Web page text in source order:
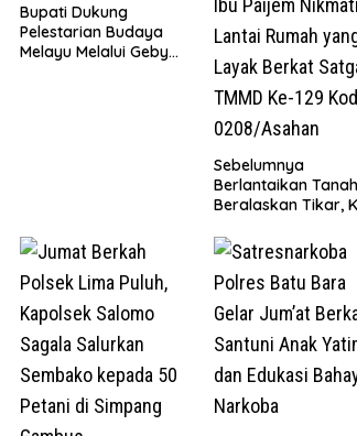
Bupati Dukung
Pelestarian Budaya
Melayu Melalui Gebyar
Sebelumnya
Berlantaikan Tanah
Beralaskan Tikar,
Lantai Rumah yang
Layak Berkat
TMMD Ke-129 Kodim
0208/Asahan